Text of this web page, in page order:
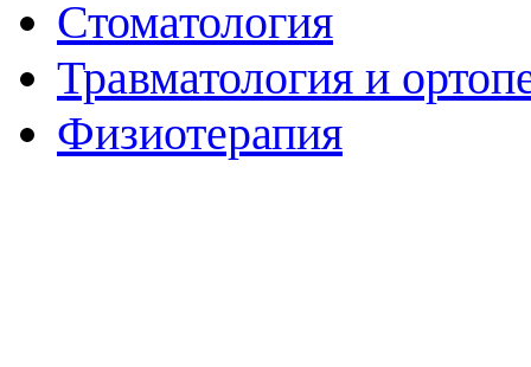
Стоматология
Травматология и
Физиотерапия